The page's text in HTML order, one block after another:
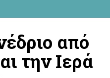
από
την Ιερά